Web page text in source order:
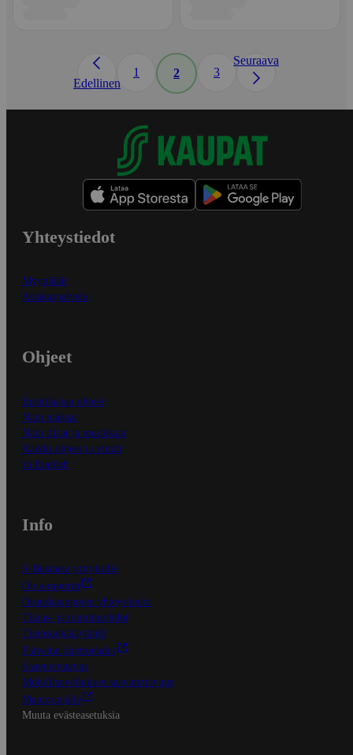
Edellinen
1 2 3
Seuraava
Yhteystiedot
Myymälät
Asiakaspalvelu
Ohjeet
Ensitilaajan ohjeet
Näin maksat
Näin tilaat ja muokkaat
Kaikki ohjeet ja vinkit
In English
Info
S-Business yrityksille
Oiva-raportit
Osuuskauppojen yhteystiedot
Tilaus- ja toimitusehdot
Tietosuojakäytäntö
Palvelun käyttöehdot
Saavutettavuus
Mobiilisovelluksen saavutettavuus
Mainostajalle
Muuta evästeasetuksia